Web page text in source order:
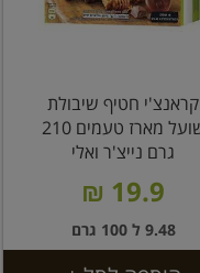
קראנצ'י חטיף שיבולת
שועל מארז טעמים 210
גרם נייצ'ר ואלי
19.9 ₪
9.48 ל 100 גרם